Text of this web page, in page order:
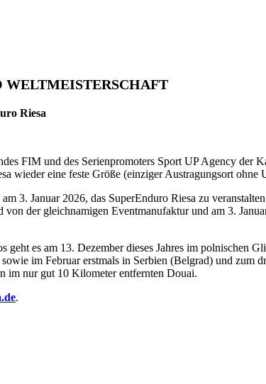
WELTMEISTERSCHAFT
Riesa
FIM und des Serienpromoters Sport UP Agency der
wieder eine feste Größe (einziger Austragungsort ohne
3. Januar 2026, das SuperEnduro Riesa zu
der gleichnamigen Eventmanufaktur und am 3.
es am 13. Dezember dieses Jahres im
im Februar erstmals in Serbien (Belgrad) und
im nur gut 10 Kilometer entfernten Douai.
.